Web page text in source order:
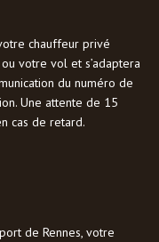
chauffeur privé
votre vol et s’adaptera
du numéro de
Une attente de 15
cas de retard.
de Rennes, votre